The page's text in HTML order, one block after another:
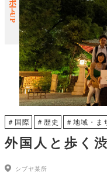
＃国際 ＃歴史 ＃地域・ま
外国人と歩く
シブヤ某所